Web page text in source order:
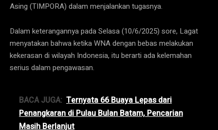
Asing (TIMPORA) dalam menjalankan tugasnya.
Dalam keterangannya pada Selasa (10/6/2025) sore, Lagat
menyatakan bahwa ketika WNA dengan bebas melakukan
kekerasan di wilayah Indonesia, itu berarti ada kelemahan
serius dalam pengawasan.
BACA JUGA: Ternyata 66 Buaya Lepas dari
Penangkaran di Pulau Bulan Batam, Pencarian
Masih Berlanjut